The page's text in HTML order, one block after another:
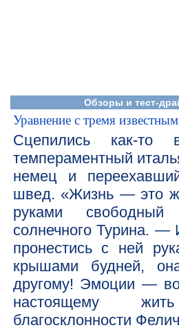
Обзоры и тест-
Уравнение с тремя
Сцепились как-то
темпераментный
немец и
швед. «Жизнь — это
руками свободный
солнечного Турина.
пронестись с ней
крышами будней,
другому! Эмоции —
настоящему
благосклонности